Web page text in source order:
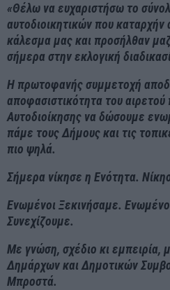
«Θέλω να ευχαριστήσω το
αυτοδιοικητικών που
κάλεσμα μας και προσήλθαν
σήμερα στην εκλογική
Η πρωτοφανής συμμετοχή
αποφασιστικότητα του
Αυτοδιοίκησης να δώσουμε
πάμε τους Δήμους και τις
πιο ψηλά.
Σήμερα νίκησε η Ενότητα.
Ενωμένοι Ξεκινήσαμε.
Συνεχίζουμε.
Με γνώση, σχέδιο κι εμπειρία,
Δημάρχων και Δημοτικών
Μπροστά.